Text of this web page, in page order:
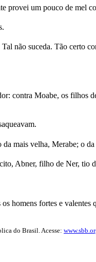
provei um pouco de mel
não suceda. Tão
contra Moabe, os filhos
da mais velha, Merabe; o
Abner, filho de Ner, tio
homens fortes e valentes
do Brasil. Acesse: